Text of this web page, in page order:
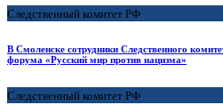
Следственный комитет РФ
В Смоленске сотрудники Следственного
форума «Русский мир против нацизма»
Следственный комитет РФ